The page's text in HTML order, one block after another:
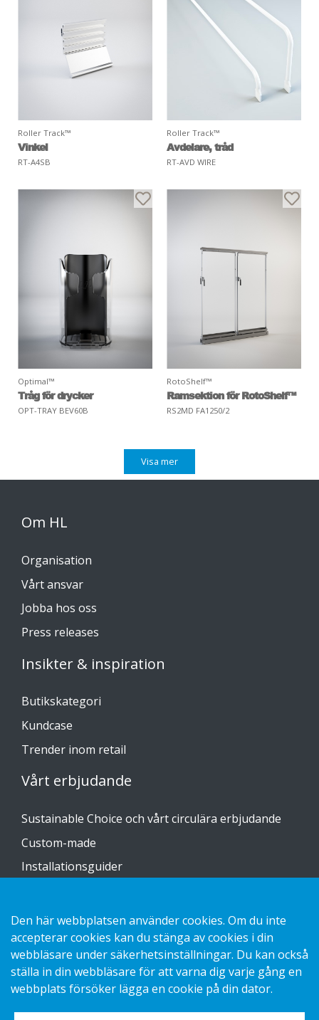
Roller Track™
Vinkel
RT-A4SB
Roller Track™
Avdelare, tråd
RT-AVD WIRE
Optimal™
Tråg för drycker
OPT-TRAY BEV60B
RotoShelf™
Ramsektion för RotoShelf™
RS2MD FA1250/2
Visa mer
Om HL
Organisation
Vårt ansvar
Jobba hos oss
Press releases
Insikter & inspiration
Butikskategori
Kundcase
Trender inom retail
Vårt erbjudande
Sustainable Choice och vårt circulära erbjudande
Custom-made
Installationsguider
Kontakta oss
Hantering av personuppgifter GDPR
Kakor
Den här webbplatsen använder cookies. Om du inte
accepterar cookies kan du stänga av cookies i din
webbläsare under säkerhetsinställningar. Du kan också
ställa in din webbläsare för att varna dig varje gång en
webbplats försöker lägga en cookie på din dator.